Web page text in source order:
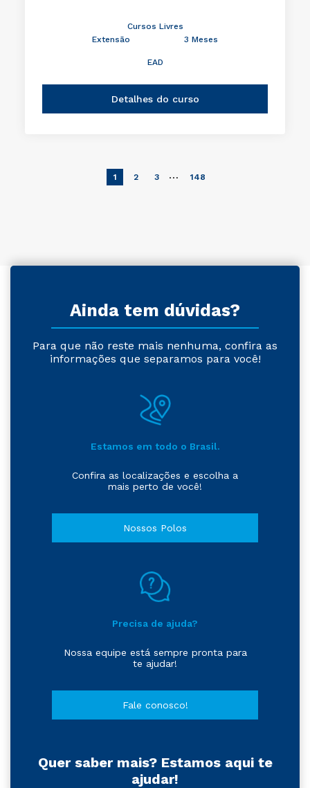
Cursos Livres
Extensão
3 Meses
EAD
Detalhes do curso
1 2 3 … 148
Ainda tem dúvidas?
Para que não reste mais nenhuma, confira as
informações que separamos para você!
Estamos em todo o Brasil.
Confira as localizações e escolha a
mais perto de você!
Nossos Polos
Precisa de ajuda?
Nossa equipe está sempre pronta para
te ajudar!
Fale conosco!
Quer saber mais? Estamos aqui te
ajudar!